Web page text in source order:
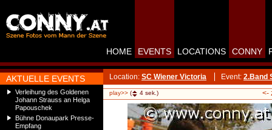
AKTUELLE EVENTS
Verleihung des Goldenen
Johann Strauss an Helga
Papouschek
Bühne Donaupark Presse-
Empfang
HOME EVENTS LOCATIONS CONNY
Location: SC Wiener Victoria Event: 2.Band
play>> ( 4 sek.) <-